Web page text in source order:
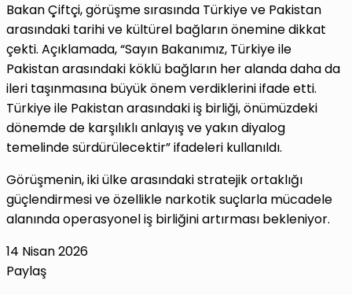
Bakan Çiftçi, görüşme sırasında Türkiye ve Pakistan
arasındaki tarihi ve kültürel bağların önemine dikkat
çekti. Açıklamada, “Sayın Bakanımız, Türkiye ile
Pakistan arasındaki köklü bağların her alanda daha da
ileri taşınmasına büyük önem verdiklerini ifade etti.
Türkiye ile Pakistan arasındaki iş birliği, önümüzdeki
dönemde de karşılıklı anlayış ve yakın diyalog
temelinde sürdürülecektir” ifadeleri kullanıldı.
Görüşmenin, iki ülke arasındaki stratejik ortaklığı
güçlendirmesi ve özellikle narkotik suçlarla mücadele
alanında operasyonel iş birliğini artırması bekleniyor.
14 Nisan 2026
Paylaş